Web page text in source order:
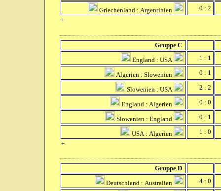
Griechenland : Argentinien
0 : 2
+
Gruppe C
England : USA
1 : 1
Algerien : Slowenien 0 : 1
Slowenien : USA 2 : 2
England : Algerien 0 : 0
Slowenien : England 0 : 1
USA : Algerien
1 : 0
+
Gruppe D
Deutschland : Australien
4 : 0